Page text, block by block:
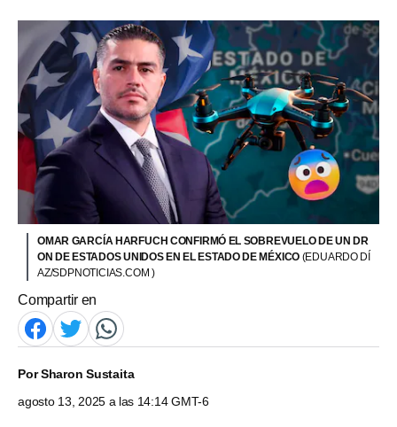
OMAR GARCÍA HARFUCH CONFIRMÓ EL SOBREVUELO DE UN DR
ON DE ESTADOS UNIDOS EN EL ESTADO DE MÉXICO (EDUARDO DÍ
AZ/SDPNOTICIAS.COM )
Compartir en
PorSharon Sustaita
agosto 13, 2025 a las 14:14 GMT-6